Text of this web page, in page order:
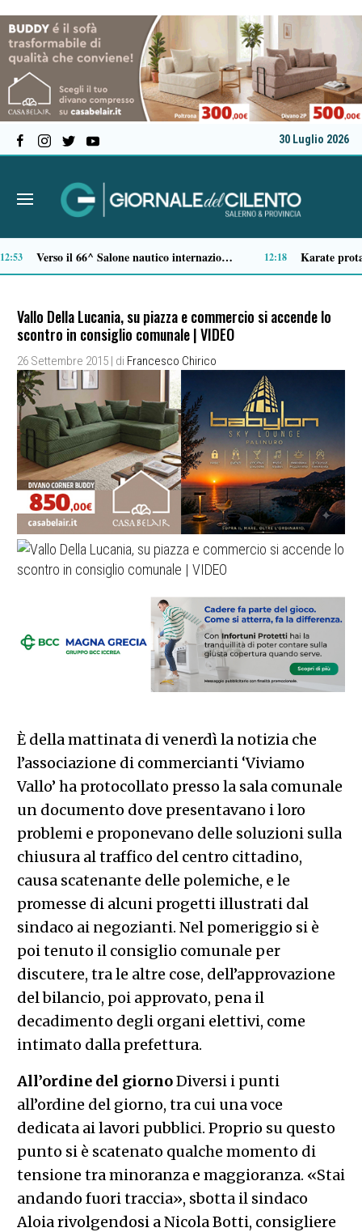
30 Luglio 2026
Tamponamento sulla litoranea di Pontecagnano: due ragazze ferite, madre e figlia illese 10:33
Vallo Della Lucania, su piazza e commercio si accende lo
scontro in consiglio comunale | VIDEO
26 Settembre 2015 | di Francesco Chirico
È della mattinata di venerdì la notizia che
l’associazione di commercianti ‘Viviamo
Vallo’ ha protocollato presso la sala comunale
un documento dove presentavano i loro
problemi e proponevano delle soluzioni sulla
chiusura al traffico del centro cittadino,
causa scatenante delle polemiche, e le
promesse di alcuni progetti illustrati dal
sindaco ai negozianti. Nel pomeriggio si è
poi tenuto il consiglio comunale per
discutere, tra le altre cose, dell’approvazione
del bilancio, poi approvato, pena il
decadimento degli organi elettivi, come
intimato dalla prefettura.
All’ordine del giornoDiversi i punti
all’ordine del giorno, tra cui una voce
dedicata ai lavori pubblici. Proprio su questo
punto si è scatenato qualche momento di
tensione tra minoranza e maggioranza. «Stai
andando fuori traccia», sbotta il sindaco
Aloia rivolgendosi a Nicola Botti, consigliere